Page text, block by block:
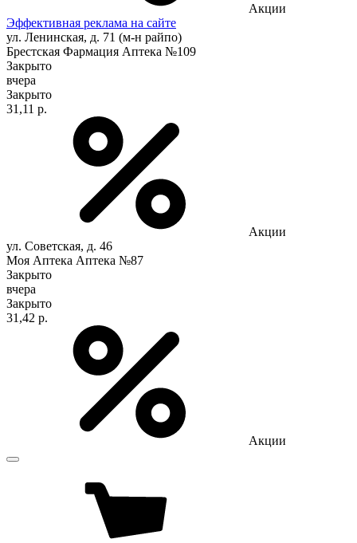
Акции
Эффективная реклама на сайте
ул. Ленинская, д. 71 (м-н райпо)
Брестская Фармация Аптека №109
Закрыто
вчера
Закрыто
31,11 р.
Акции
ул. Советская, д. 46
Моя Аптека Аптека №87
Закрыто
вчера
Закрыто
31,42 р.
Акции